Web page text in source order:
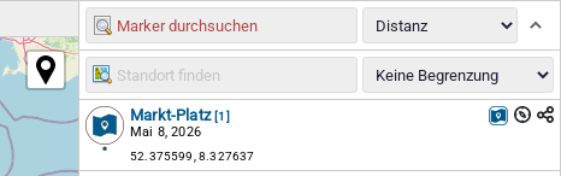
Markt-Platz [1]
Mai 8, 2026
52.375599, 8.327637